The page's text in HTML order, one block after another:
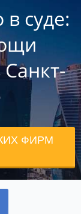
в суде:
ФИРМ